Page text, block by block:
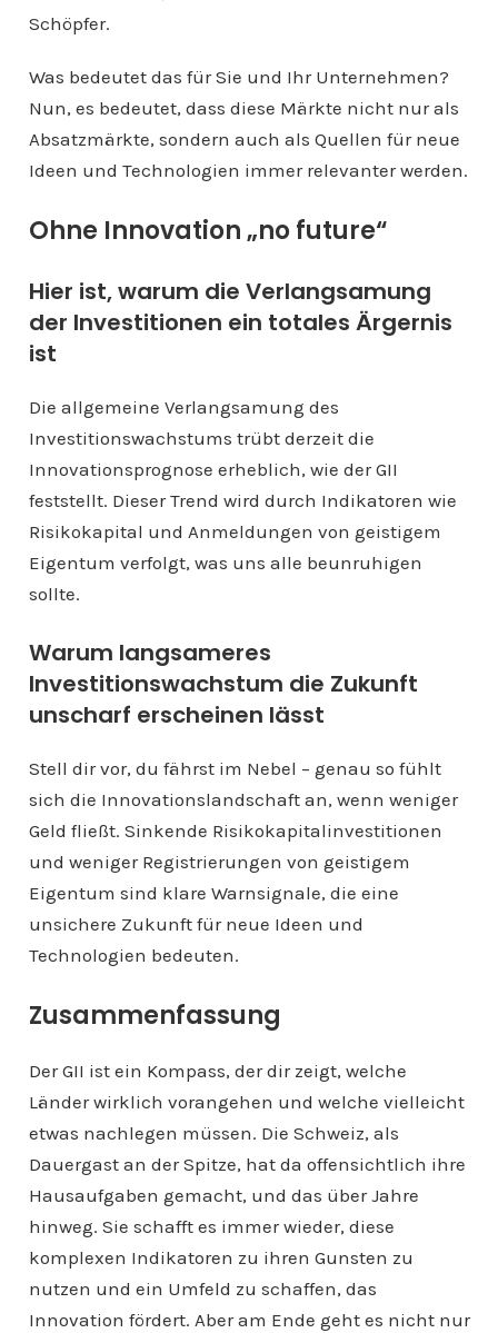
Schöpfer.
Was bedeutet das für Sie und Ihr Unternehmen?
Nun, es bedeutet, dass diese Märkte nicht nur als
Absatzmärkte, sondern auch als Quellen für neue
Ideen und Technologien immer relevanter werden.
Ohne Innovation „no future“
Hier ist, warum die Verlangsamung
der Investitionen ein totales Ärgernis
ist
Die allgemeine Verlangsamung des
Investitionswachstums trübt derzeit die
Innovationsprognose erheblich, wie der GII
feststellt. Dieser Trend wird durch Indikatoren wie
Risikokapital und Anmeldungen von geistigem
Eigentum verfolgt, was uns alle beunruhigen
sollte.
Warum langsameres
Investitionswachstum die Zukunft
unscharf erscheinen lässt
Stell dir vor, du fährst im Nebel – genau so fühlt
sich die Innovationslandschaft an, wenn weniger
Geld fließt. Sinkende Risikokapitalinvestitionen
und weniger Registrierungen von geistigem
Eigentum sind klare Warnsignale, die eine
unsichere Zukunft für neue Ideen und
Technologien bedeuten.
Zusammenfassung
Der GII ist ein Kompass, der dir zeigt, welche
Länder wirklich vorangehen und welche vielleicht
etwas nachlegen müssen. Die Schweiz, als
Dauergast an der Spitze, hat da offensichtlich ihre
Hausaufgaben gemacht, und das über Jahre
hinweg. Sie schafft es immer wieder, diese
komplexen Indikatoren zu ihren Gunsten zu
nutzen und ein Umfeld zu schaffen, das
Innovation fördert. Aber am Ende geht es nicht nur